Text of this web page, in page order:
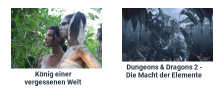
König einer
vergessenen Welt
Dungeons & Dragons 2 -
Die Macht der Elemente